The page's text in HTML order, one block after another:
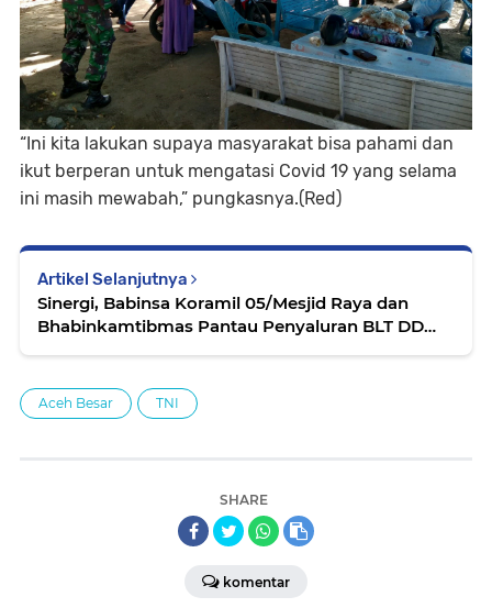
“Ini kita lakukan supaya masyarakat bisa pahami dan
ikut berperan untuk mengatasi Covid 19 yang selama
ini masih mewabah,” pungkasnya.(Red)
Artikel Selanjutnya
Sinergi, Babinsa Koramil 05/Mesjid Raya dan
Bhabinkamtibmas Pantau Penyaluran BLT DD
Aceh Besar TNI
SHARE
komentar